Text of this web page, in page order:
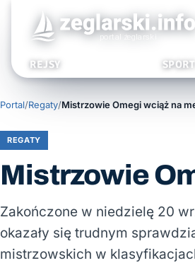
REJSY
Portal/Regaty/Mistrzowie Omegi wciąż na
REGATY
Mistrzowie
Zakończone w niedzielę 20
okazały się trudnym
mistrzowskich w